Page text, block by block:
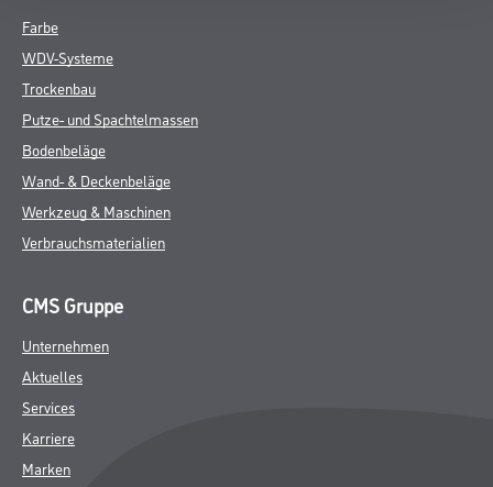
Farbe
WDV-Systeme
Trockenbau
Putze- und Spachtelmassen
Bodenbeläge
Wand- & Deckenbeläge
Werkzeug & Maschinen
Verbrauchsmaterialien
CMS Gruppe
Unternehmen
Aktuelles
Services
Karriere
Marken